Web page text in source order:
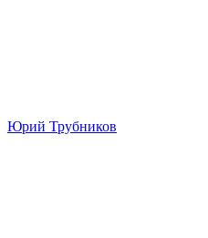
Юрий Трубников